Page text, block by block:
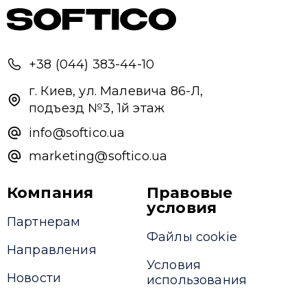
+38 (044) 383-44-10
г. Киев, ул. Малевича 86-Л,
подъезд №3, 1й этаж
info@softico.ua
marketing@softico.ua
Компания
Партнерам
Направления
Новости
Правовые
условия
Файлы cookie
Условия
использования